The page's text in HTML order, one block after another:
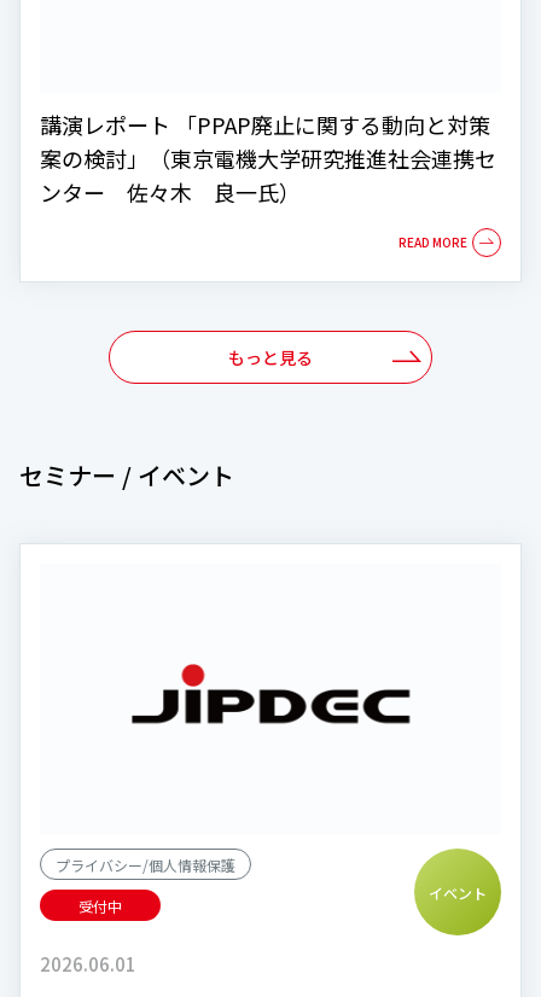
講演レポート 「PPAP廃止に関する動向と対策
案の検討」（東京電機大学研究推進社会連携セ
ンター 佐々木 良一氏）
もっと見る
セミナー / イベント
プライバシー/個人情報保護
受付中
イベント
2026.06.01